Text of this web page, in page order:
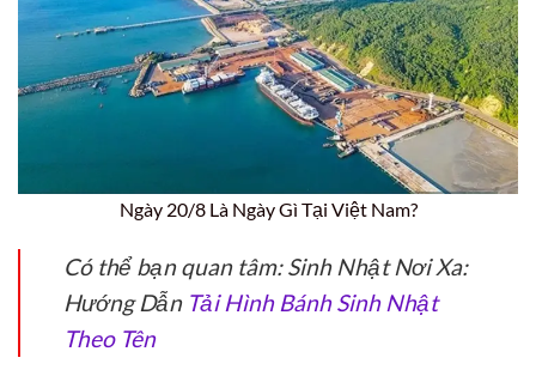
Ngày 20/8 Là Ngày Gì Tại Việt Nam?
Có thể bạn quan tâm: Sinh Nhật Nơi Xa:
Hướng Dẫn Tải Hình Bánh Sinh Nhật
Theo Tên